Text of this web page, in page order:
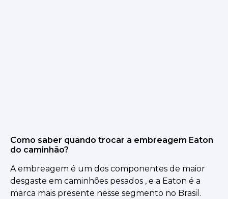
Como saber quando trocar a embreagem Eaton
do caminhão?
A embreagem é um dos componentes de maior
desgaste em caminhões pesados , e a Eaton é a
marca mais presente nesse segmento no Brasil.